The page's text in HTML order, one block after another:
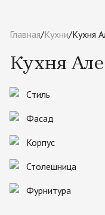
Главная/Кухни/Кухня
Кухня
Cтиль
Фасад
Корпус
Столешница
Фурнитура